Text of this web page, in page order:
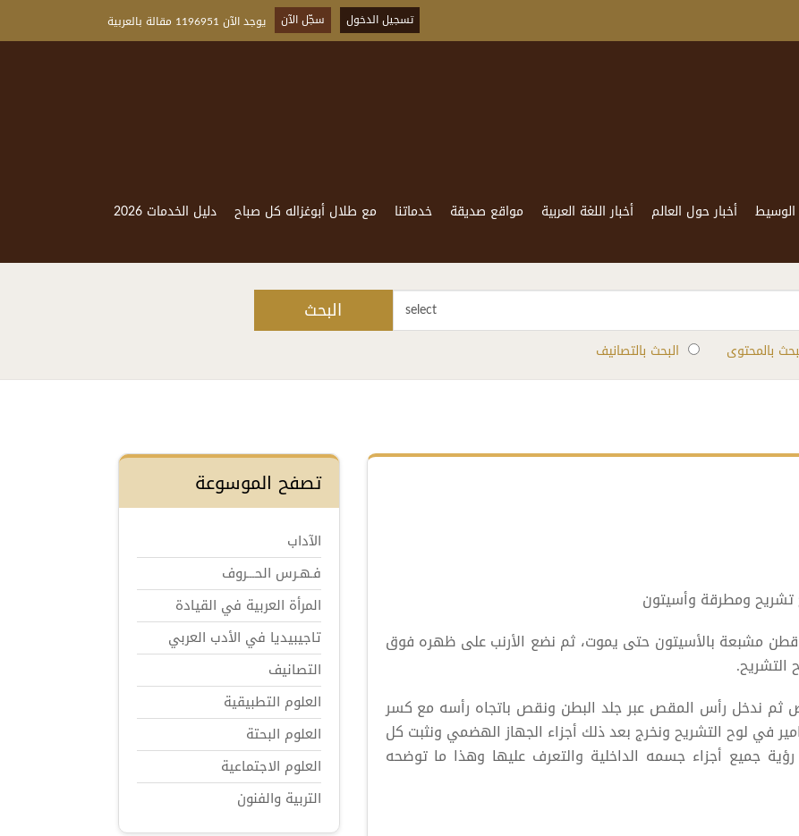
تسجيل الدخول سجّل الآن يوجد الآن 1196951 مقالة بالعربية
أخبار حول العالم أخبار اللغة العربية مواقع صديقة خدماتنا مع طلال أبوغزاله كل صباح دليل الخدمات 2026
select البحث
بالمحتوى البحث بالتصانيف
ومطرقة وأسيتون
قطن مشبعة بالأسيتون حتى يموت، ثم نضع الأرنب على ظهره فوق
التشريح.
ثم ندخل رأس المقص عبر جلد البطن ونقص باتجاه رأسه مع كسر
في لوح التشريح ونخرج بعد ذلك أجزاء الجهاز الهضمي ونثبت كل
جميع أجزاء جسمه الداخلية والتعرف عليها وهذا ما توضحه
تصفح الموسوعة
الآداب
فـهـرس الحـــروف
المرأة العربية في القيادة
تاجيبيديا في الأدب العربي
التصانيف
العلوم التطبيقية
العلوم البحتة
العلوم الاجتماعية
التربية والفنون